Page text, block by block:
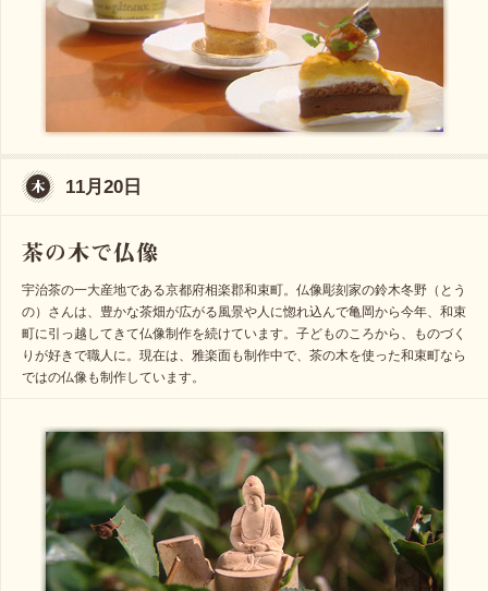
11月20日
宇治茶の一大産地である京都府相楽郡和束町。仏像彫刻家の鈴木冬野（とう
の）さんは、豊かな茶畑が広がる風景や人に惚れ込んで亀岡から今年、和束
町に引っ越してきて仏像制作を続けています。子どものころから、ものづく
りが好きで職人に。現在は、雅楽面も制作中で、茶の木を使った和束町なら
ではの仏像も制作しています。